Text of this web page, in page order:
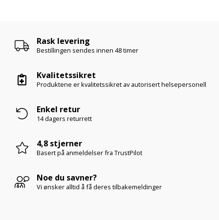
Rask levering
Bestillingen sendes innen 48 timer
Kvalitetssikret
Produktene er kvalitetssikret av autorisert helsepersonell
Enkel retur
14 dagers returrett
4,8 stjerner
Basert på anmeldelserfra TrustPilot
Noe du savner?
Vi ønsker alltid å få deres tilbakemeldinger